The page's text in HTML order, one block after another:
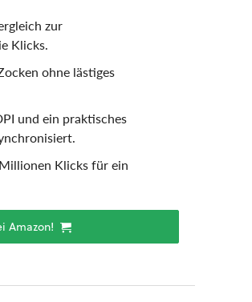
zur
Klicks.
ohne lästiges
und ein praktisches
Klicks für ein
Amazon!